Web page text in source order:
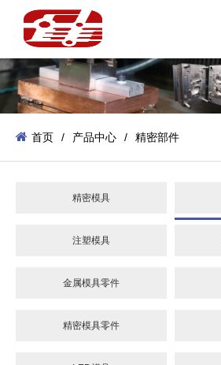
首页 / 产品中心 / 精密部件
精密模具
注塑模具
金属模具零件
精密模具零件